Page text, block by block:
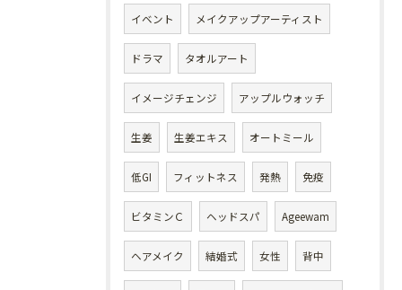
イベント メイクアップアーティスト
ドラマ タオルアート
イメージチェンジ アップルウォッチ
生姜 生姜エキス オートミール
低GI フィットネス 発熱 免疫
ビタミンＣ ヘッドスパ Ageewam
ヘアメイク 結婚式 女性 背中